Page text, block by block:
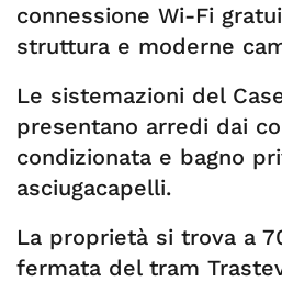
connessione Wi-Fi
struttura e moderne
Le sistemazioni del
presentano arredi dai
condizionata e bagno
asciugacapelli.
La proprietà si trova a
fermata del tram